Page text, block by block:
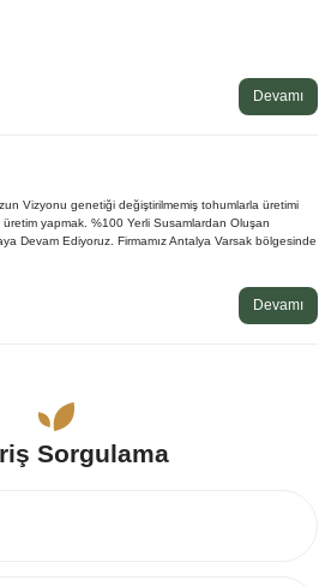
Devamı
Vizyonu genetiği değiştirilmemiş tohumlarla üretimi
yapmak. %100 Yerli Susamlardan Oluşan
Devam Ediyoruz. Firmamız Antalya Varsak bölgesinde
Devamı
Sorgulama